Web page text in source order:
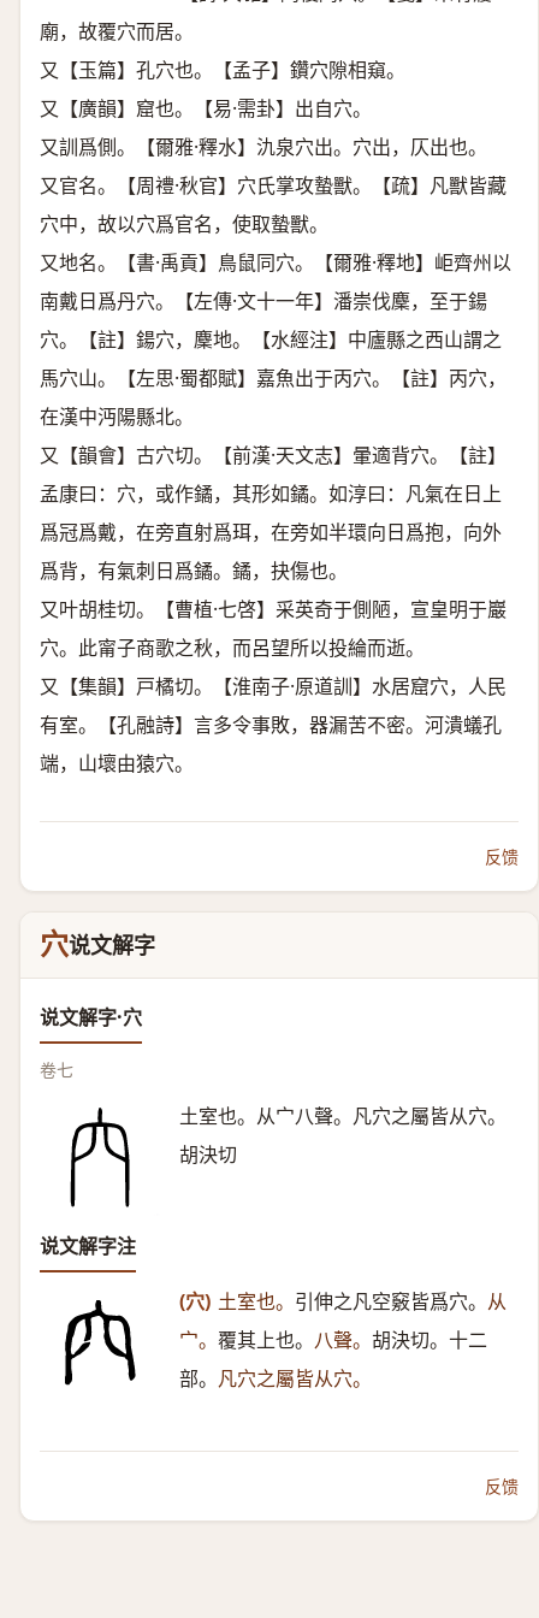
廟，故覆穴而居。
又【玉篇】孔穴也。【孟子】鑽穴隙相窺。
又【廣韻】窟也。【易·需卦】出自穴。
又訓爲側。【爾雅·釋水】氿泉穴出。穴出，仄出也。
又官名。【周禮·秋官】穴氏掌攻蟄獸。【疏】凡獸皆藏
穴中，故以穴爲官名，使取蟄獸。
又地名。【書·禹貢】鳥鼠同穴。【爾雅·釋地】岠齊州以
南戴日爲丹穴。【左傳·文十一年】潘崇伐麇，至于鍚
穴。【註】鍚穴，麇地。【水經注】中廬縣之西山謂之
馬穴山。【左思·蜀都賦】嘉魚出于丙穴。【註】丙穴，
在漢中沔陽縣北。
又【韻會】古穴切。【前漢·天文志】暈適背穴。【註】
孟康曰：穴，或作鐍，其形如鐍。如淳曰：凡氣在日上
爲冠爲戴，在旁直射爲珥，在旁如半環向日爲抱，向外
爲背，有氣刺日爲鐍。鐍，抉傷也。
又叶胡桂切。【曹植·七啓】采英奇于側陋，宣皇明于巖
穴。此甯子商歌之秋，而呂望所以投綸而逝。
又【集韻】戸橘切。【淮南子·原道訓】水居窟穴，人民
有室。【孔融詩】言多令事敗，器漏苦不密。河潰蟻孔
端，山壞由猿穴。
反馈
穴说文解字
说文解字·穴
卷七
土室也。从宀八聲。凡穴之屬皆从穴。
胡決切
说文解字注
(穴) 土室也。 引伸之凡空竅皆爲穴。 从
宀。 覆其上也。 八聲。 胡決切。十二
部。 凡穴之屬皆从穴。
反馈